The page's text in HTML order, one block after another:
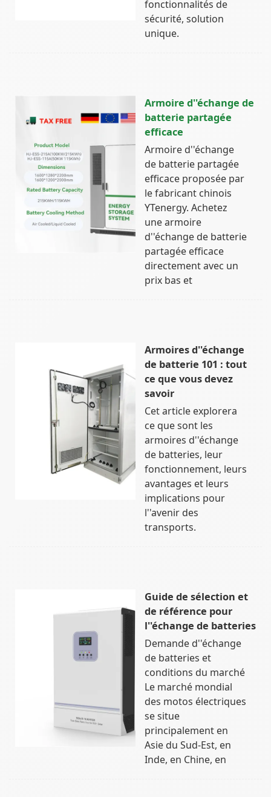
fonctionnalités de
sécurité, solution
unique.
Armoire d''échange de
batterie partagée
efficace
Armoire d''échange
de batterie partagée
efficace proposée par
le fabricant chinois
YTenergy. Achetez
une armoire
d''échange de batterie
partagée efficace
directement avec un
prix bas et
Armoires d''échange
de batterie 101 : tout
ce que vous devez
savoir
Cet article explorera
ce que sont les
armoires d''échange
de batteries, leur
fonctionnement, leurs
avantages et leurs
implications pour
l''avenir des
transports.
Guide de sélection et
de référence pour
l''échange de batteries
Demande d''échange
de batteries et
conditions du marché
Le marché mondial
des motos électriques
se situe
principalement en
Asie du Sud-Est, en
Inde, en Chine, en